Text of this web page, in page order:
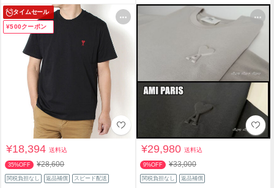
タイムセール
¥500クーポン
¥18,394送料込
35%OFF ¥28,600
関税負担なし 返品補償 スピード配送
¥29,980送料込
9%OFF ¥33,000
関税負担なし 返品補償